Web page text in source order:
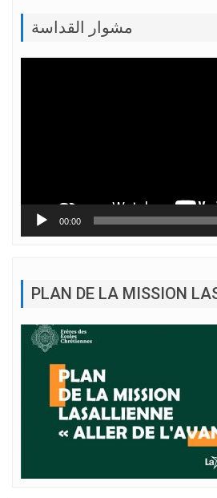
مشوار القداسة
00:00
PLAN DE LA MISSION